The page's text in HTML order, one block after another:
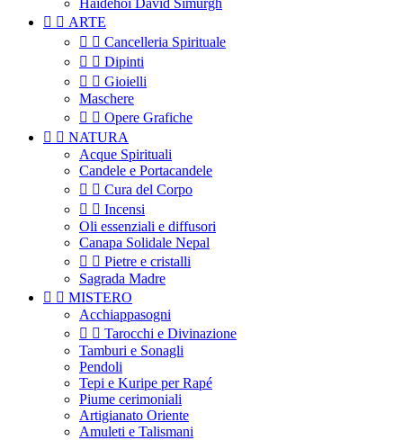
Haidehoi David Simurgh
  ARTE
  Cancelleria Spirituale
  Dipinti
  Gioielli
Maschere
  Opere Grafiche
  NATURA
Acque Spirituali
Candele e Portacandele
  Cura del Corpo
  Incensi
Oli essenziali e diffusori
Canapa Solidale Nepal
  Pietre e cristalli
Sagrada Madre
  MISTERO
Acchiappasogni
  Tarocchi e Divinazione
Tamburi e Sonagli
Pendoli
Tepi e Kuripe per Rapé
Piume cerimoniali
Artigianato Oriente
Amuleti e Talismani